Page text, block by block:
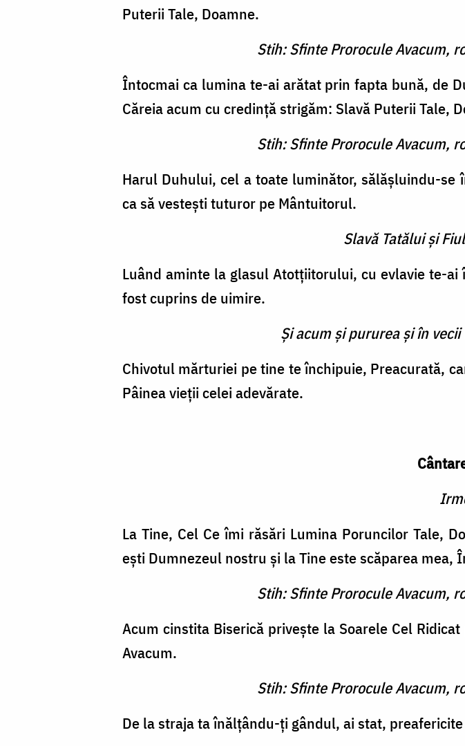
Puterii Tale, Doamne.
Stih: Sfinte Prorocule Avacum,
Întocmai ca lumina te-ai ară­tat prin fapta bună, de
Căreia acum cu credinţă strigăm: Slavă Puterii Tale,
Stih: Sfinte Prorocule Avacum,
Harul Duhului, cel a toate luminător, sălăşluindu-
ca să ves­teşti tuturor pe Mântuitorul.
Slavă Tatălui şi
Luând aminte la glasul Atotţiitorului, cu evlavie te-
fost cu­prins de uimire.
Şi acum şi pururea şi în
Chivotul mărturiei pe tine te închipuie, Preacurată,
Pâinea vieţii celei adevărate.
La Tine, Cel Ce îmi răsări Lumina Poruncilor Tale,
eşti Dumnezeul nostru şi la Tine este scăparea mea,
Stih: Sfinte Prorocule Avacum,
Acum cinstita Biserică pri­veşte la Soarele Cel
Avacum.
Stih: Sfinte Prorocule Avacum,
De la straja ta înălţându-ţi gândul, ai stat,